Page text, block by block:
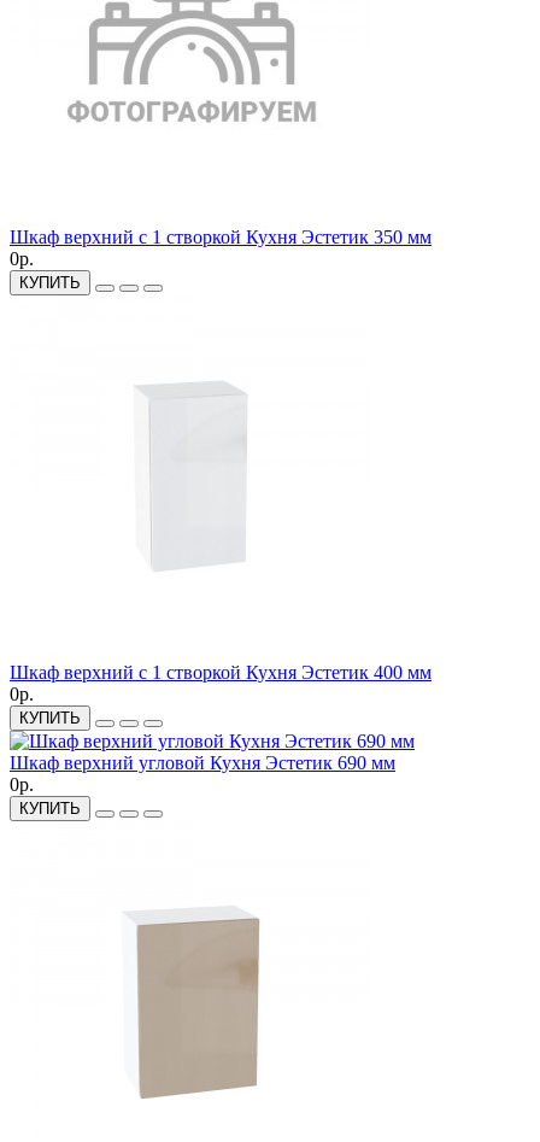
Шкаф верхний с 1 створкой Кухня Эстетик 350 мм
0р.
КУПИТЬ
Шкаф верхний с 1 створкой Кухня Эстетик 400 мм
0р.
КУПИТЬ
Шкаф верхний угловой Кухня Эстетик 690 мм
0р.
КУПИТЬ